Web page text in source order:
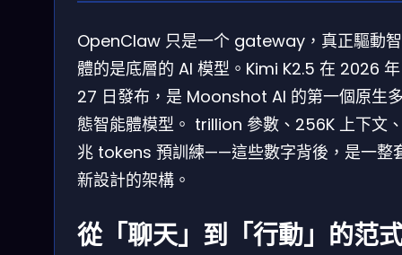
OpenClaw 只是一个 gateway，真正驅動
體的是底層的 AI 模型。Kimi K2.5 在 2026 年
27 日發布，是 Moonshot AI 的第一個原生
態智能體模型。 trillion 參數、256K 上下文
兆 tokens 預訓練——這些數字背後，是一整
新設計的架構。
從「聊天」到「行動」的范